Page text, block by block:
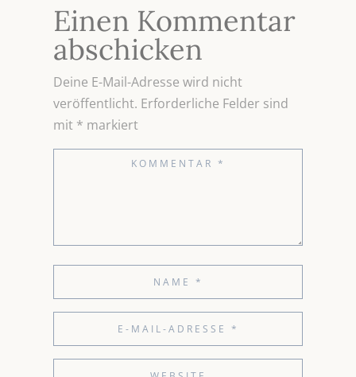
Einen Kommentar
abschicken
Deine E-Mail-Adresse wird nicht
veröffentlicht. Erforderliche Felder sind
mit * markiert